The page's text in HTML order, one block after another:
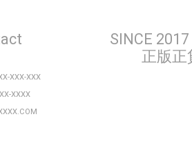
XXX-XXX
XXXX
SINCE
正版正